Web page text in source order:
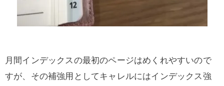
月間インデックスの最初のページはめくれやすいので
すが、その補強用としてキャレルにはインデックス強